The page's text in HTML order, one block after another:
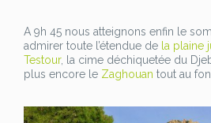
A 9h 45 nous atteignons enfin le
admirer toute l’étendue de la plaine
Testour, la cime déchiquetée du
plus encore le Zaghouan tout au